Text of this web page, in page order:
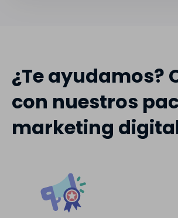
¿Te ayudamos?
con nuestros
marketing